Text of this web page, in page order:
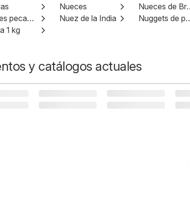
Nueces
Nueces pecanas Nuez de la India
1 kg
y catálogos actuales